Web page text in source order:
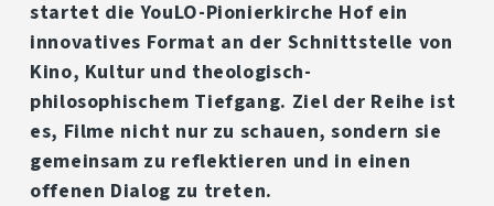
startet die YouLO-Pionierkirche Hof ein
innovatives Format an der Schnittstelle von
Kino, Kultur und theologisch-
philosophischem Tiefgang. Ziel der Reihe ist
es, Filme nicht nur zu schauen, sondern sie
gemeinsam zu reflektieren und in einen
offenen Dialog zu treten.